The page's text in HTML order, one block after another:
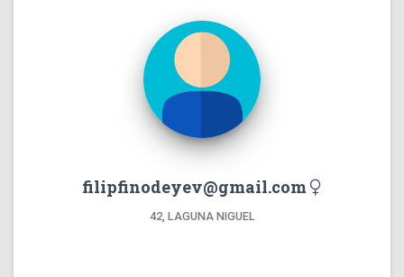
filipfinodeyev@gmail.com
42, LAGUNA NIGUEL